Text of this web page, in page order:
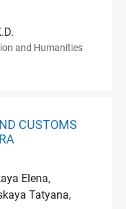
and Humanities
CUSTOMS
Elena,
Tatyana,